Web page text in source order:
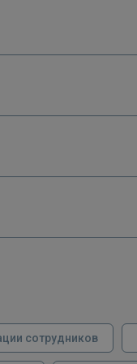
сотрудников